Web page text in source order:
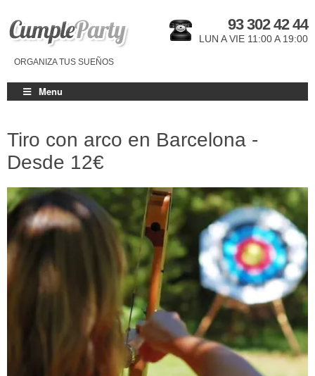
ORGANIZA TUS SUEÑOS
93 302 42 44
LUN A VIE 11:00 A 19:00
Menu
Tiro con arco en Barcelona -
Desde 12€